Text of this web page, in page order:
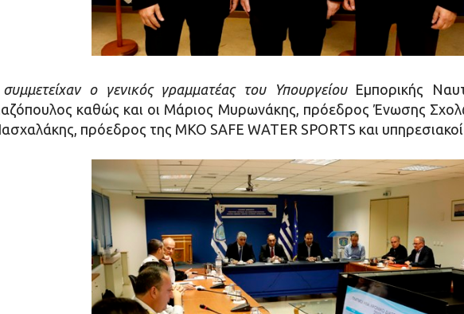
ο γενικός γραμματέας του Υπουργείου Εμπορικής
καθώς και οι Μάριος Μυρωνάκης, πρόεδρος Ένωσης
πρόεδρος της ΜΚΟ SAFE WATER SPORTS και